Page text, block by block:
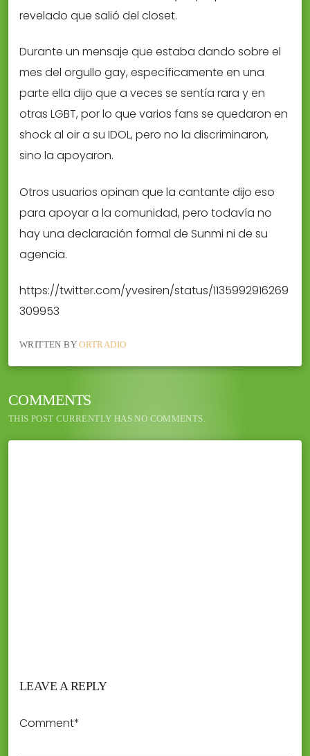
revelado que salió del closet.
Durante un mensaje que estaba dando sobre el
mes del orgullo gay, específicamente en una
parte ella dijo que a veces se sentía rara y en
otras LGBT, por lo que varios fans se quedaron en
shock al oir a su IDOL, pero no la discriminaron,
sino la apoyaron.
Otros usuarios opinan que la cantante dijo eso
para apoyar a la comunidad, pero todavía no
hay una declaración formal de Sunmi ni de su
agencia.
https://twitter.com/yvesiren/status/1135992916269
309953
WRITTEN BYORTRADIO
COMMENTS
THIS POST CURRENTLY HAS NO COMMENTS.
LEAVE A REPLY
Comment*